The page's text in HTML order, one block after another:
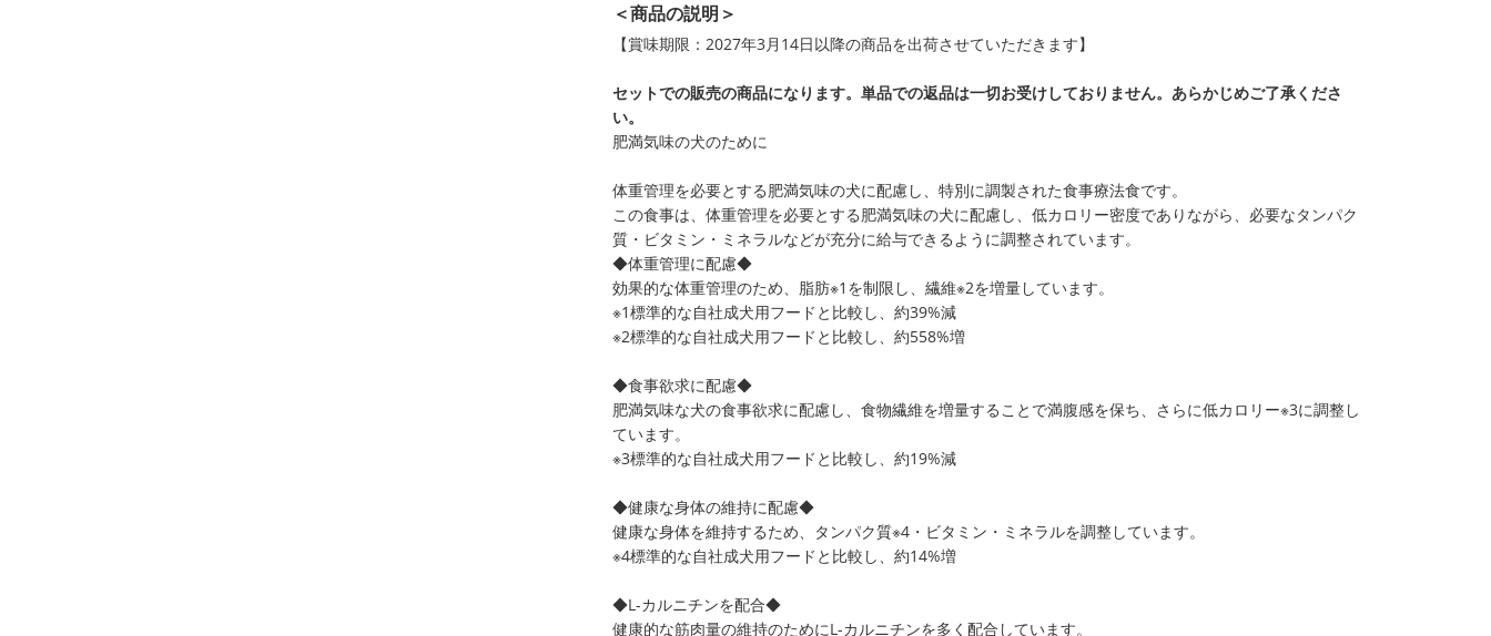
＜商品の説明＞
【賞味期限：2027年3月14日以降の商品を出荷させていただきます】
セットでの販売の商品になります。単品での返品は一切お受けしておりません。あらかじめご了承くださ
い。
肥満気味の犬のために
体重管理を必要とする肥満気味の犬に配慮し、特別に調製された食事療法食です。
この食事は、体重管理を必要とする肥満気味の犬に配慮し、低カロリー密度でありながら、必要なタンパク
質・ビタミン・ミネラルなどが充分に給与できるように調整されています。
◆体重管理に配慮◆
効果的な体重管理のため、脂肪※1を制限し、繊維※2を増量しています。
※1標準的な自社成犬用フードと比較し、約39%減
※2標準的な自社成犬用フードと比較し、約558%増
◆食事欲求に配慮◆
肥満気味な犬の食事欲求に配慮し、食物繊維を増量することで満腹感を保ち、さらに低カロリー※3に調整し
ています。
※3標準的な自社成犬用フードと比較し、約19%減
◆健康な身体の維持に配慮◆
健康な身体を維持するため、タンパク質※4・ビタミン・ミネラルを調整しています。
※4標準的な自社成犬用フードと比較し、約14%増
◆L-カルニチンを配合◆
健康的な筋肉量の維持のためにL-カルニチンを多く配合しています。